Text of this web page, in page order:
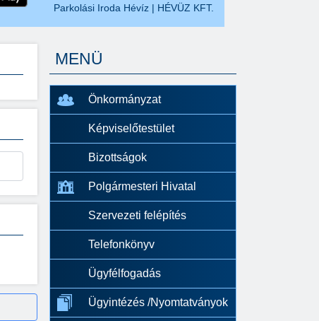
Parkolási Iroda Hévíz | HÉVÜZ KFT.
MENÜ
Önkormányzat
Képviselőtestület
Bizottságok
Polgármesteri Hivatal
Szervezeti felépítés
Telefonkönyv
Ügyfélfogadás
Ügyintézés /Nyomtatványok